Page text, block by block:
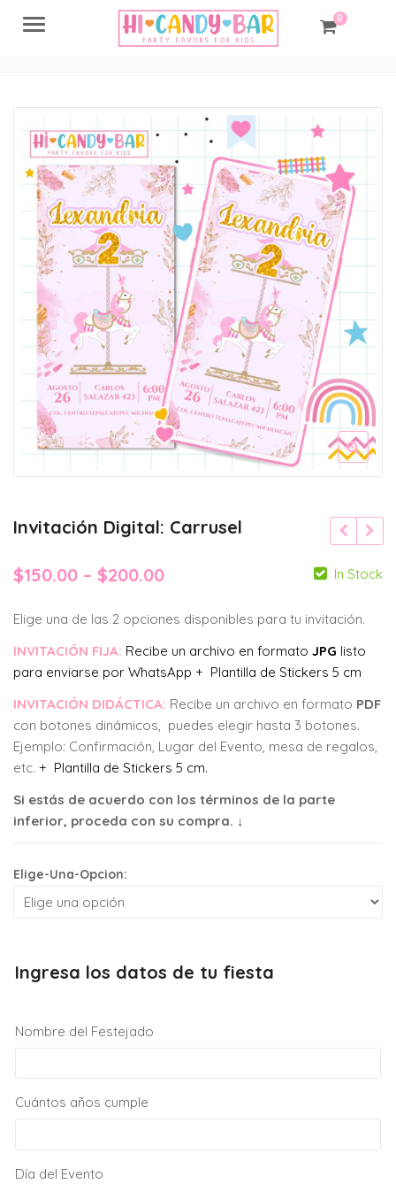
Menu 0
Invitación Digital: Carrusel
$150.00 – $200.00Price
$150.00
through
$200.00
In Stock
Elige una de las 2 opciones disponibles para tu invitación.
INVITACIÓN FIJA: Recibe un archivo en formato JPG listo
para enviarse por WhatsApp + Plantilla de Stickers 5 cm
INVITACIÓN DIDÁCTICA: Recibe un archivo en formato PDF
con botones dinámicos, puedes elegir hasta 3 botones.
Ejemplo: Confirmación, Lugar del Evento, mesa de regalos,
etc. + Plantilla de Stickers 5 cm.
Si estás de acuerdo con los términos de la parte
inferior, proceda con su compra. ↓
Elige-Una-Opcion:
Ingresa los datos de tu fiesta
Nombre del Festejado
Cuántos años cumple
Día del Evento